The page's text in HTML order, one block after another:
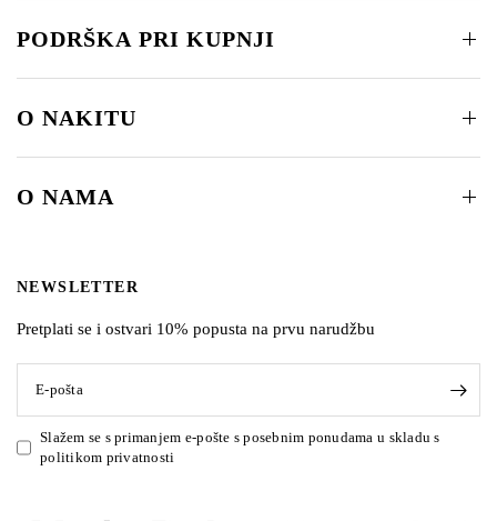
PODRŠKA PRI KUPNJI
O NAKITU
O NAMA
NEWSLETTER
Pretplati se i ostvari 10% popusta na prvu narudžbu
E-pošta
Slažem se s primanjem e-pošte s posebnim ponudama u skladu s
politikom privatnosti